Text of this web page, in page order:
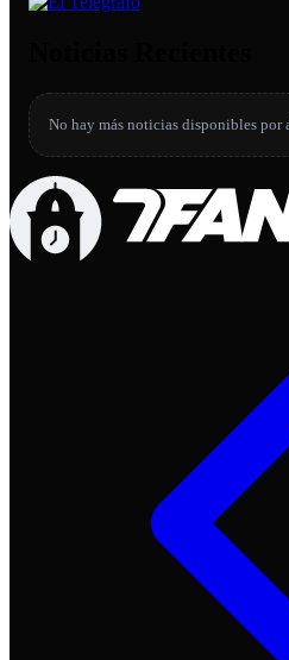
No hay más noticias disponibles por